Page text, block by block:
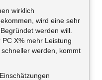
wirklich
wird eine sehr
werden will.
X% mehr Leistung
werden, kommt